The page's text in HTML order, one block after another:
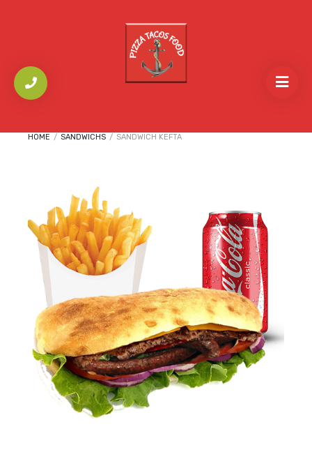
HOME / SANDWICHS / SANDWICH KEFTA